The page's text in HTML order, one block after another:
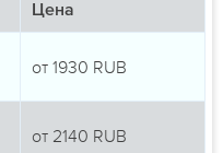
Цена
от 1930 RUB
от 2140 RUB